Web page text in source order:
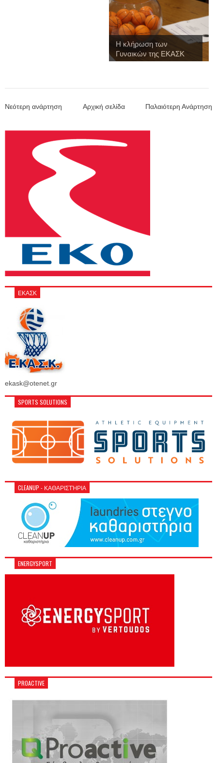
Η κλήρωση των
Γυναικών της ΕΚΑΣΚ
γι...
Νεότερη ανάρτηση Παλαιότερη Ανάρτηση
Αρχική σελίδα
ΕΚΑΣΚ
ekask@otenet.gr
SPORTS SOLUTIONS
CLEANUP - ΚΑΘΑΡΙΣΤΉΡΙΑ
ENERGYSPORT
PROACTIVE